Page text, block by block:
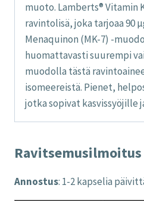
muoto. Lamberts® Vitamin
ravintolisä, joka tarjoaa 90
Menaquinon (MK-7) -
huomattavasti suurempi
muodolla tästä
isomeereistä. Pienet,
jotka sopivat kasvissyöjille
Ravitsemusilmoitus
Annostus: 1-2 kapselia